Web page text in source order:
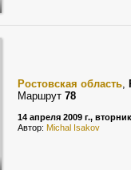
Ростовская область,
Маршрут 78
14 апреля 2009 г., вторник
Автор: Michal Isakov